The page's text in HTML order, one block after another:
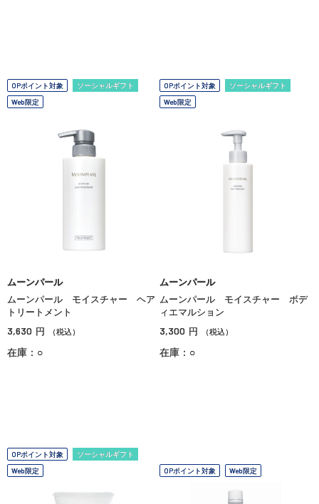
OPポイント対象
ソーシャルギフト
Web限定
ムーンパール
ムーンパール モイスチャー ヘア
トリートメント
3,630 円 （税込）
在庫：○
OPポイント対象
ソーシャルギフト
Web限定
ムーンパール
ムーンパール モイスチャー ボデ
ィエマルション
3,300 円 （税込）
在庫：○
OPポイント対象
ソーシャルギフト
Web限定
OPポイント対象 Web限定